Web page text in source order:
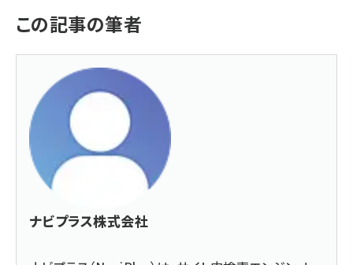
この記事の筆者
ナビプラス株式会社